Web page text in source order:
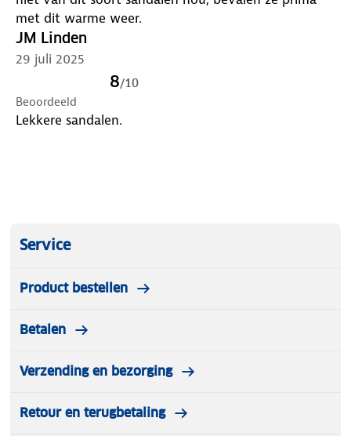
met dit warme weer.
JM Linden
29 juli 2025
8/10
Beoordeeld
Lekkere sandalen.
Service
Product bestellen
Betalen
Verzending en bezorging
Retour en terugbetaling